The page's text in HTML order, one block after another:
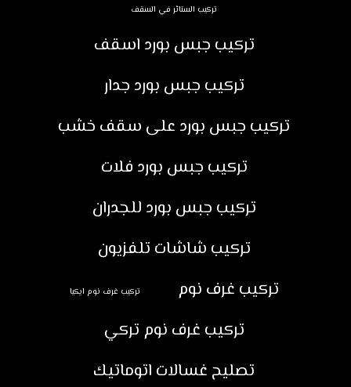
تركيب الستائر في السقف
تركيب جبس بورد اسقف
تركيب جبس بورد جدار
تركيب جبس بورد على سقف خشب
تركيب جبس بورد فلات
تركيب جبس بورد للجدران
تركيب شاشات تلفزيون
تركيب غرف نوم
تركيب غرف نوم ايكيا
تركيب غرف نوم تركي
تصليح غسالات اتوماتيك